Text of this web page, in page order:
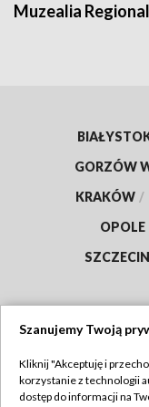
Muzealia
GORZÓW
KRAKÓW /
OPOLE
SZCZECIN
Szanujemy Twoją
Kliknij "Akceptuję i
korzystanie z technologii
dostęp do informacji na